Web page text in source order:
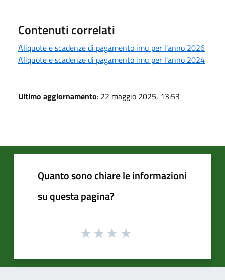
Contenuti correlati
Aliquote e scadenze di pagamento imu per l'anno 2026
Aliquote e scadenze di pagamento imu per l'anno 2024
Ultimo aggiornamento: 22 maggio 2025, 13:53
Quanto sono chiare le informazioni
su questa pagina?